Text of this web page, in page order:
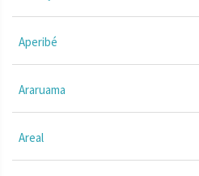
Aperibé
Araruama
Areal